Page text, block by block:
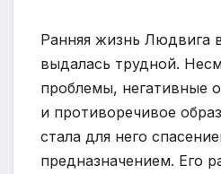
Ранняя жизнь Людвига
выдалась трудной.
проблемы, негативные
и противоречивое
стала для него
предназначением. Его